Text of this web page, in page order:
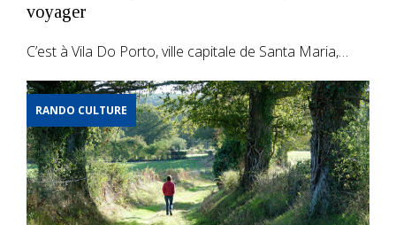
voyager
C’est à Vila Do Porto, ville capitale de Santa Maria,…
RANDO CULTURE